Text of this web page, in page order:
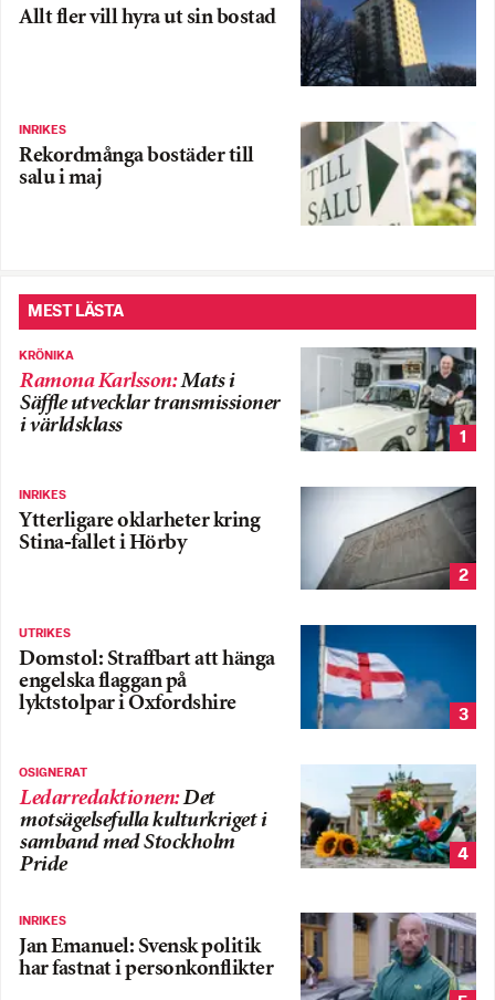
Allt fler vill hyra ut sin bostad
INRIKES
Rekordmånga bostäder till
salu i maj
MEST LÄSTA
KRÖNIKA
Ramona Karlsson:Mats i
Säffle utvecklar transmissioner
i världsklass
1
INRIKES
Ytterligare oklarheter kring
Stina-fallet i Hörby
2
UTRIKES
Domstol: Straffbart att hänga
engelska flaggan på
lyktstolpar i Oxfordshire
3
OSIGNERAT
Ledarredaktionen:Det
motsägelsefulla kulturkriget i
samband med Stockholm
Pride
4
INRIKES
Jan Emanuel: Svensk politik
har fastnat i personkonflikter